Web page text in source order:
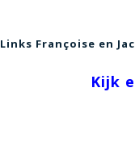
Links Françoise en
Kijk